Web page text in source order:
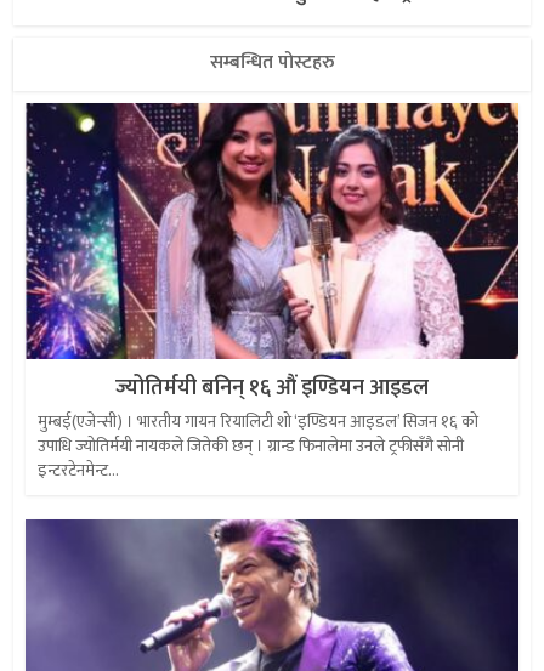
सम्बन्धित पोस्टहरु
ज्योतिर्मयी बनिन् १६ औं इण्डियन आइडल
मुम्बई(एजेन्सी) । भारतीय गायन रियालिटी शो ‘इण्डियन आइडल’ सिजन १६ को
उपाधि ज्योतिर्मयी नायकले जितेकी छन् । ग्रान्ड फिनालेमा उनले ट्रफीसँगै सोनी
इन्टरटेनमेन्ट...